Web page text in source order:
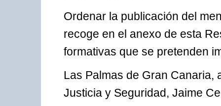
Ordenar la publicación del
recoge en el anexo de esta
formativas que se pretenden
Las Palmas de Gran Canaria,
Justicia y Seguridad, Jaime